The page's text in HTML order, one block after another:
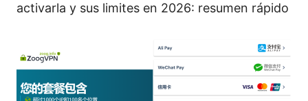
activarla y sus limites en 2026: resumen rápido